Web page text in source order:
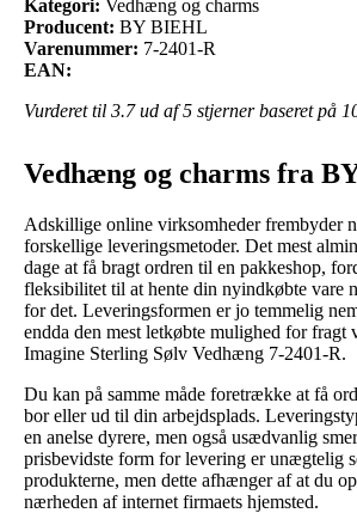
Kategori: Vedhæng og charms
Producent: BY BIEHL
Varenummer: 7-2401-R
EAN:
Vurderet til 3.7ud af 5 stjerner baseret på
Vedhæng og charms fra
Adskillige online virksomheder frembyder
forskellige leveringsmetoder. Det mest
dage at få bragt ordren til en pakkeshop,
fleksibilitet til at hente din nyindkøbte vare
for det. Leveringsformen er jo temmelig
endda den mest letkøbte mulighed for
Imagine Sterling Sølv Vedhæng 7-2401-R.
Du kan på samme måde foretrække at få
bor eller ud til din arbejdsplads.
en anelse dyrere, men også usædvanlig
prisbevidste form for levering er unægtelig
produkterne, men dette afhænger af at du
nærheden af internet firmaets hjemsted.